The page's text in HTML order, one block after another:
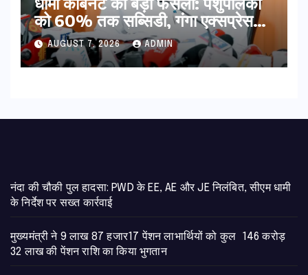
को 60% तक सब्सिडी, गंगा एक्सप्रेसवे
का हरिद्वार तक होगा विस्तार
AUGUST 7, 2026 ADMIN
नंदा की चौकी पुल हादसा: PWD के EE, AE और JE निलंबित, सीएम धामी
के निर्देश पर सख्त कार्रवाई
मुख्यमंत्री ने 9 लाख 87 हजार17 पेंशन लाभार्थियों को कुल 146 करोड़
32 लाख की पेंशन राशि का किया भुगतान